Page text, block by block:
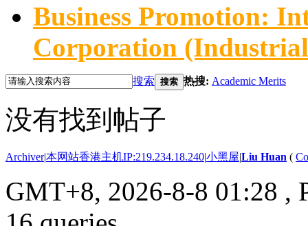
Business Promotion:
Corporation
搜索 搜索 热搜: Academic Merits
没有找到帖子
Archiver|本网站香港主机IP:219.234.18.240|小黑屋|Liu Huan (
GMT+8, 2026-8-8 01:28 ,